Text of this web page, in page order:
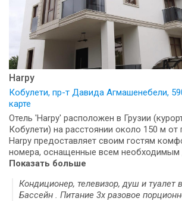
Harpy
Кобулети, пр-т Давида Агмашенебели,
карте
Отель 'Harpy' расположен в Грузии
Кобулети) на расстоянии около 150 м от
Harpy предоставляет своим гостям
номера, оснащенные всем необходимым
Показать больше
Кондиционер, телевизор, душ и туалет
Бассейн . Питание 3х разовое